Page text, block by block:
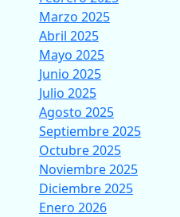
Marzo 2025
Abril 2025
Mayo 2025
Junio 2025
Julio 2025
Agosto 2025
Septiembre 2025
Octubre 2025
Noviembre 2025
Diciembre 2025
Enero 2026